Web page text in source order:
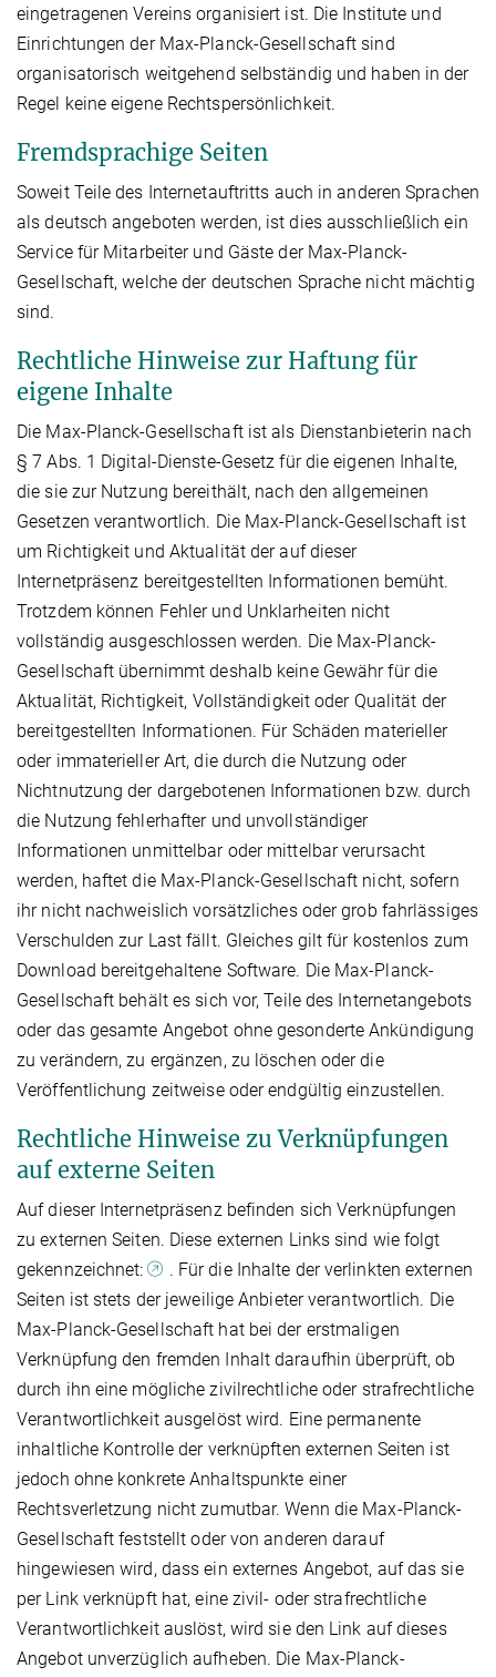
eingetragenen Vereins organisiert ist. Die Institute und
Einrichtungen der Max-Planck-Gesellschaft sind
organisatorisch weitgehend selbständig und haben in der
Regel keine eigene Rechtspersönlichkeit.
Fremdsprachige Seiten
Soweit Teile des Internetauftritts auch in anderen Sprachen
als deutsch angeboten werden, ist dies ausschließlich ein
Service für Mitarbeiter und Gäste der Max-Planck-
Gesellschaft, welche der deutschen Sprache nicht mächtig
sind.
Rechtliche Hinweise zur Haftung für
eigene Inhalte
Die Max-Planck-Gesellschaft ist als Dienstanbieterin nach
§ 7 Abs. 1 Digital-Dienste-Gesetz für die eigenen Inhalte,
die sie zur Nutzung bereithält, nach den allgemeinen
Gesetzen verantwortlich. Die Max-Planck-Gesellschaft ist
um Richtigkeit und Aktualität der auf dieser
Internetpräsenz bereitgestellten Informationen bemüht.
Trotzdem können Fehler und Unklarheiten nicht
vollständig ausgeschlossen werden. Die Max-Planck-
Gesellschaft übernimmt deshalb keine Gewähr für die
Aktualität, Richtigkeit, Vollständigkeit oder Qualität der
bereitgestellten Informationen. Für Schäden materieller
oder immaterieller Art, die durch die Nutzung oder
Nichtnutzung der dargebotenen Informationen bzw. durch
die Nutzung fehlerhafter und unvollständiger
Informationen unmittelbar oder mittelbar verursacht
werden, haftet die Max-Planck-Gesellschaft nicht, sofern
ihr nicht nachweislich vorsätzliches oder grob fahrlässiges
Verschulden zur Last fällt. Gleiches gilt für kostenlos zum
Download bereitgehaltene Software. Die Max-Planck-
Gesellschaft behält es sich vor, Teile des Internetangebots
oder das gesamte Angebot ohne gesonderte Ankündigung
zu verändern, zu ergänzen, zu löschen oder die
Veröffentlichung zeitweise oder endgültig einzustellen.
Rechtliche Hinweise zu Verknüpfungen
auf externe Seiten
Auf dieser Internetpräsenz befinden sich Verknüpfungen
zu externen Seiten. Diese externen Links sind wie folgt
gekennzeichnet:
. Für die Inhalte der verlinkten externen
Seiten ist stets der jeweilige Anbieter verantwortlich. Die
Max-Planck-Gesellschaft hat bei der erstmaligen
Verknüpfung den fremden Inhalt daraufhin überprüft, ob
durch ihn eine mögliche zivilrechtliche oder strafrechtliche
Verantwortlichkeit ausgelöst wird. Eine permanente
inhaltliche Kontrolle der verknüpften externen Seiten ist
jedoch ohne konkrete Anhaltspunkte einer
Rechtsverletzung nicht zumutbar. Wenn die Max-Planck-
Gesellschaft feststellt oder von anderen darauf
hingewiesen wird, dass ein externes Angebot, auf das sie
per Link verknüpft hat, eine zivil- oder strafrechtliche
Verantwortlichkeit auslöst, wird sie den Link auf dieses
Angebot unverzüglich aufheben. Die Max-Planck-